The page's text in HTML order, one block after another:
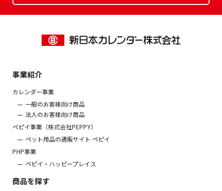
事業紹介
カレンダー事業
一般のお客様向け商品
法人のお客様向け商品
ぺピイ事業（株式会社PEPPY）
ペット用品の通販サイト ペピイ
PHP事業
ペピイ・ハッピープレイス
商品を探す